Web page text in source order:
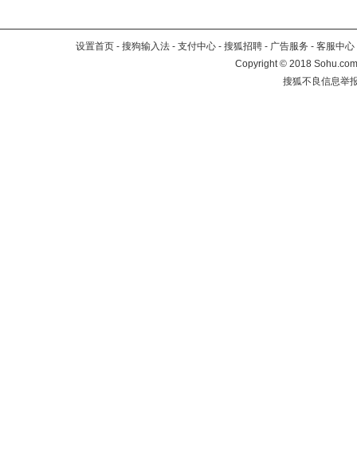
设置首页 - 搜狗输入法 - 支付中心 - 搜狐招聘 - 广告服务 - 客服中心
Copyright©2018
搜狐不良信息举